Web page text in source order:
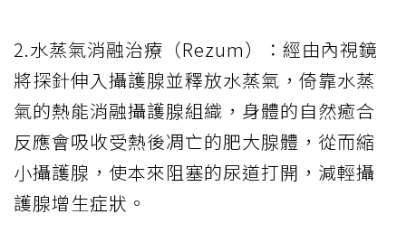
2.水蒸氣消融治療（Rezum）：經由內視鏡
將探針伸入攝護腺並釋放水蒸氣，倚靠水蒸
氣的熱能消融攝護腺組織，身體的自然癒合
反應會吸收受熱後凋亡的肥大腺體，從而縮
小攝護腺，使本來阻塞的尿道打開，減輕攝
護腺增生症狀。